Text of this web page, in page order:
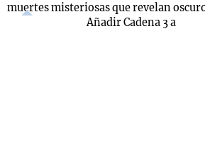
muertes misteriosas que revelan
Añadir Cadena 3 a